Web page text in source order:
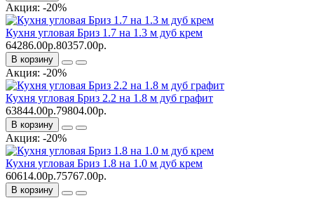
Акция: -20%
Кухня угловая Бриз 1.7 на 1.3 м дуб крем
64286.00р.80357.00р.
В корзину
Акция: -20%
Кухня угловая Бриз 2.2 на 1.8 м дуб графит
63844.00р.79804.00р.
В корзину
Акция: -20%
Кухня угловая Бриз 1.8 на 1.0 м дуб крем
60614.00р.75767.00р.
В корзину